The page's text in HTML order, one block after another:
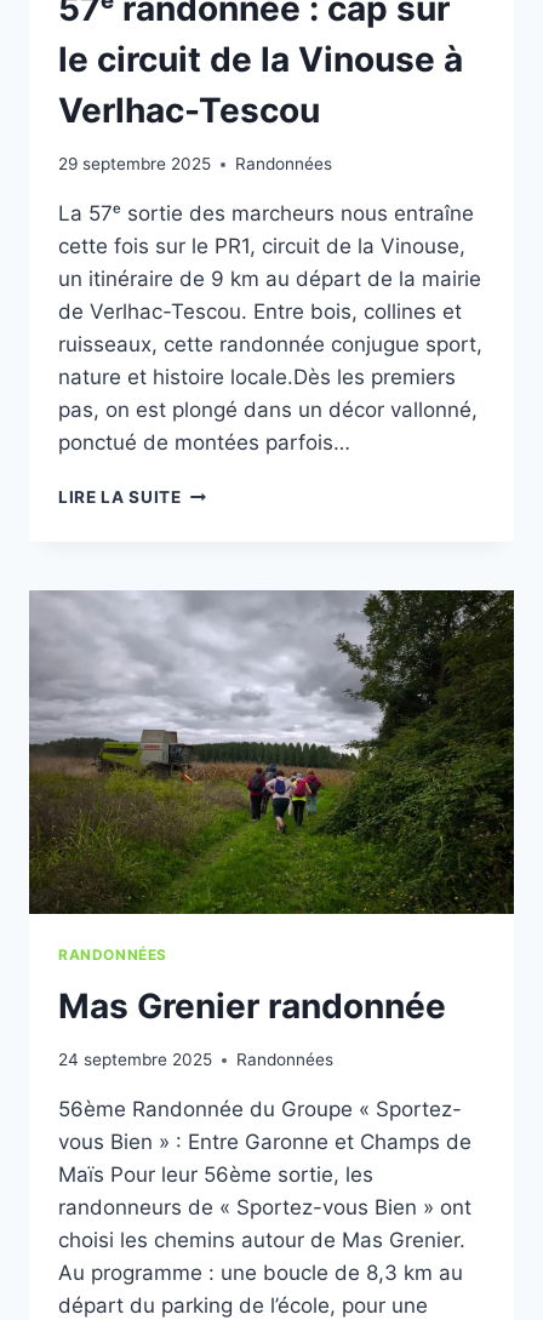
le circuit de la Vinouse à
Verlhac-Tescou
29 septembre 2025 Randonnées
La 57ᵉ sortie des marcheurs nous entraîne
cette fois sur le PR1, circuit de la Vinouse,
un itinéraire de 9 km au départ de la mairie
de Verlhac-Tescou. Entre bois, collines et
ruisseaux, cette randonnée conjugue sport,
nature et histoire locale.Dès les premiers
pas, on est plongé dans un décor vallonné,
ponctué de montées parfois…
LIRE LA SUITE57ᵉ
SUR
LE
CIRCUIT
VINOUSE
À
VERLHAC-
TESCOU
RANDONNÉES
Mas Grenier randonnée
24 septembre 2025 Randonnées
56ème Randonnée du Groupe « Sportez-
vous Bien » : Entre Garonne et Champs de
Maïs Pour leur 56ème sortie, les
randonneurs de « Sportez-vous Bien » ont
choisi les chemins autour de Mas Grenier.
Au programme : une boucle de 8,3 km au
départ du parking de l’école, pour une